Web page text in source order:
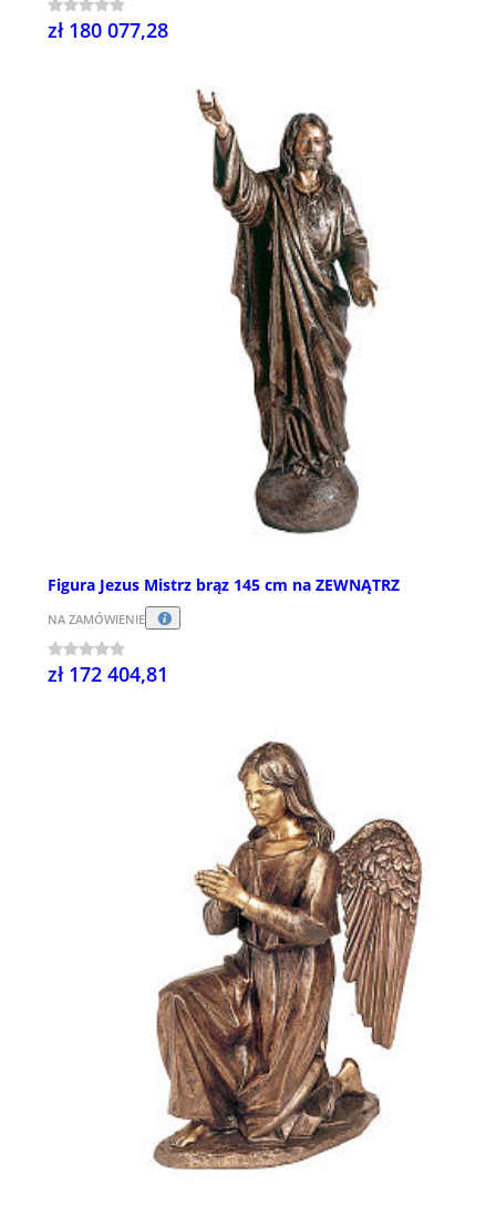
zł 180 077,28
Figura Jezus Mistrz brąz 145 cm na ZEWNĄTRZ
NA ZAMÓWIENIE
zł 172 404,81